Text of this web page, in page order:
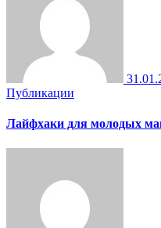
Публикации
Лайфхаки для молодых